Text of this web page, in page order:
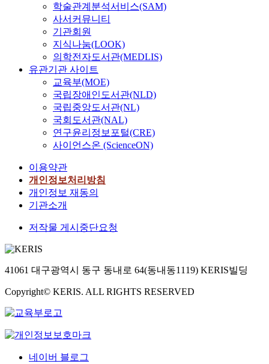
학술관계분석서비스(SAM)
사서커뮤니티
기관회원
지식나눔(LOOK)
의학전자도서관(MEDLIS)
유관기관 사이트
교육부(MOE)
국립장애인도서관(NLD)
국립중앙도서관(NL)
국회도서관(NAL)
연구윤리정보포털(CRE)
사이언스온 (ScienceON)
이용약관
개인정보처리방침
개인정보 재동의
기관소개
저작물 게시중단요청
41061 대구광역시 동구 동내로 64(동내동1119) KERIS빌딩
Copyright© KERIS. ALL RIGHTS RESERVED
네이버 블로그